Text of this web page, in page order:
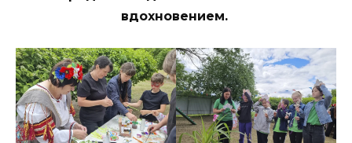
вдохновением.